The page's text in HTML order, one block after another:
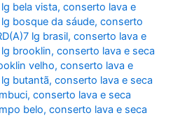
bela vista,conserto lava e
lg bosque da sáude,conserto
lg brasil,conserto lava e
lg brooklin,conserto lava e seca
velho,conserto lava e
lg butantã,conserto lava e seca
,conserto lava e seca
belo,conserto lava e seca